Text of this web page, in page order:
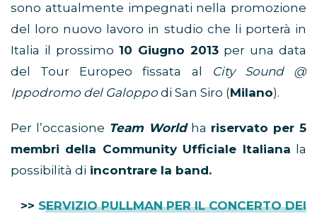
sono attualmente impegnati nella promozione
del loro nuovo lavoro in studio che li porterà in
Italia il prossimo 10 Giugno 2013 per una data
del Tour Europeo fissata al
City Sound @
Ippodromo del Galoppodi San Siro (Milano).
Per l’occasione Team Worldha riservato per 5
membri della Community Ufficiale Italiana la
possibilità di incontrare la band.
>> SERVIZIO PULLMAN PER IL CONCERTO DEI